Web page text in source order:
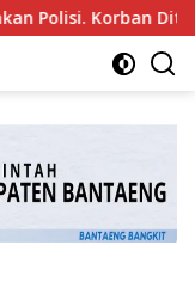
Korban Diteriaki